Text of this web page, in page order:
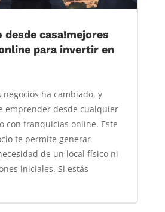
desde casa!mejores
para invertir en
negocios ha cambiado, y
emprender desde cualquier
con franquicias online. Este
te permite generar
de un local físico ni
iniciales. Si estás